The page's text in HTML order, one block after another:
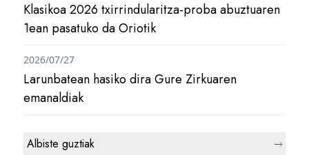
Klasikoa 2026 txirrindularitza-proba abuztuaren
1ean pasatuko da Oriotik
Larunbatean hasiko dira Gure Zirkuaren
emanaldiak
2026/07/27
Albiste guztiak